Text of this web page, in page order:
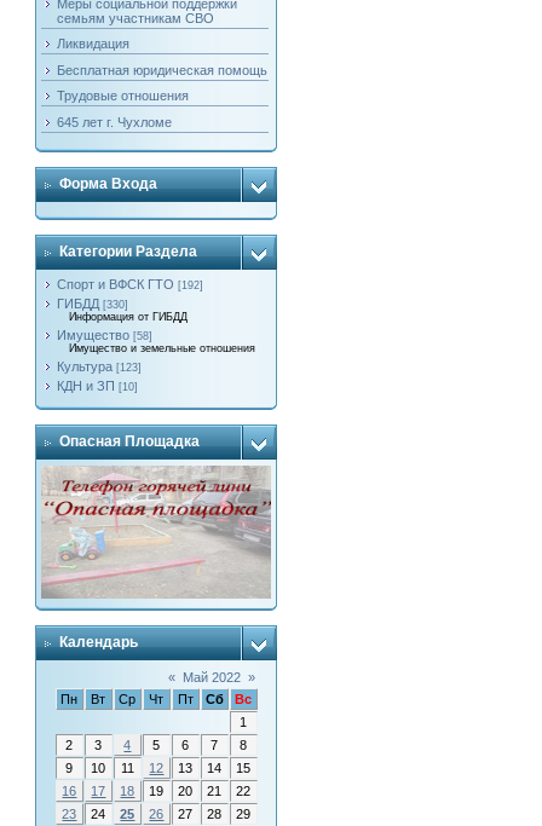
Меры социальной поддержки
семьям участникам СВО
Ликвидация
Бесплатная юридическая помощь
Трудовые отношения
645 лет г. Чухломе
Форма Входа
Категории Раздела
Спорт и ВФСК ГТО [192]
ГИБДД [330]
Информация от ГИБДД
Имущество [58]
Имущество и земельные отношения
Культура [123]
КДН и ЗП [10]
Опасная Площадка
Календарь
« Май 2022 »
Пн
Вт Ср Чт Пт Сб
Вс
1
2
3 4 5 6 7
8
9
10 11 12 13 14
15
16
17 18 19 20 21
22
23
24 25 26 27 28
29